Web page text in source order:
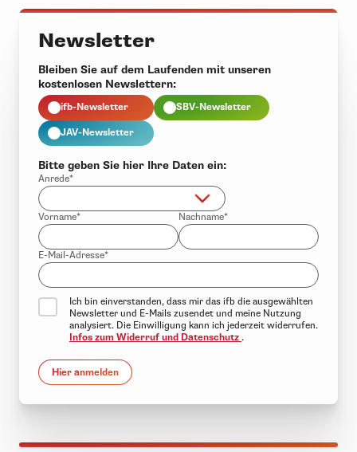
Newsletter
Bleiben Sie auf dem Laufenden mit unseren
kostenlosen Newslettern:
ifb-Newsletter SBV-Newsletter
JAV-Newsletter
Bitte geben Sie hier Ihre Daten ein:
Anrede*
Vorname* Nachname*
E-Mail-Adresse*
Ich bin einverstanden, dass mir das ifb die ausgewählten
Newsletter und E-Mails zusendet und meine Nutzung
analysiert. Die Einwilligung kann ich jederzeit widerrufen.
Infos zum Widerruf und Datenschutz .
Hier anmelden